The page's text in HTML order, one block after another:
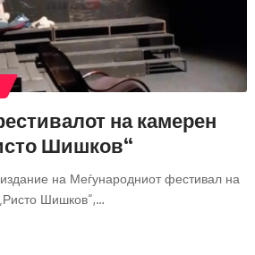
на камерен
Шишков“
на Меѓународниот фестивал на
Шишков“,…